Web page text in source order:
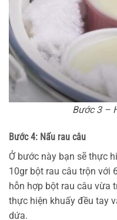
Bước 3 –
Bước 4: Nấu rau câu
Ở bước này bạn sẽ thực
10gr bột rau câu trộn với
hỗn hợp bột rau câu vừa
thực hiện khuấy đều tay
dứa.